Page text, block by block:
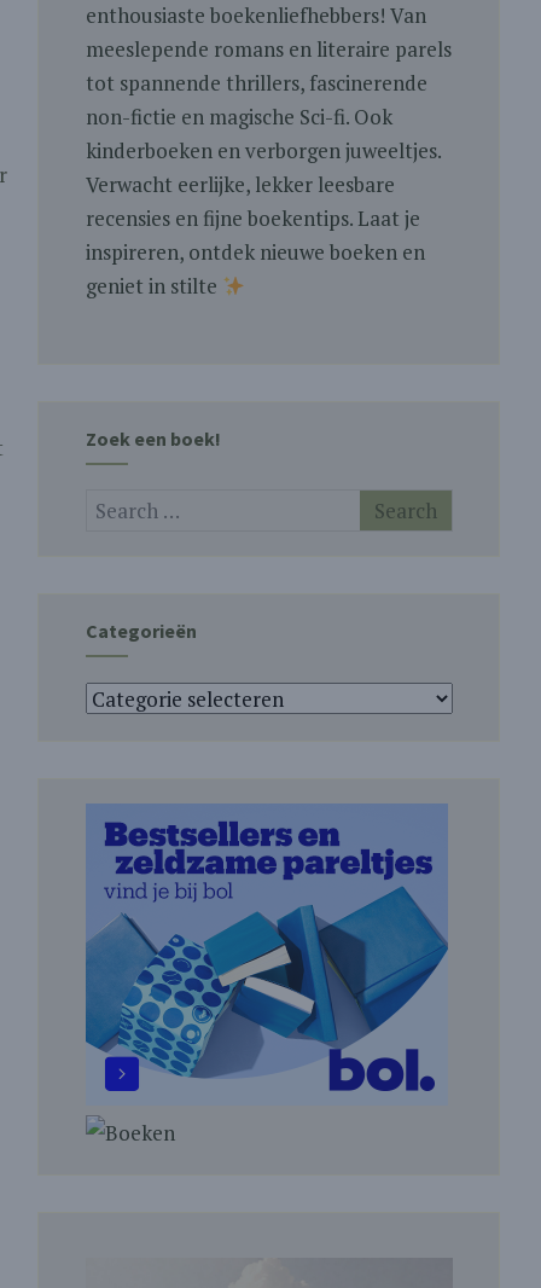
enthousiaste boekenliefhebbers! Van
meeslepende romans en literaire parels
tot spannende thrillers, fascinerende
non-fictie en magische Sci-fi. Ook
kinderboeken en verborgen juweeltjes.
Verwacht eerlijke, lekker leesbare
recensies en fijne boekentips. Laat je
inspireren, ontdek nieuwe boeken en
geniet in stilte
Zoek een boek!
Categorieën
Categorieën